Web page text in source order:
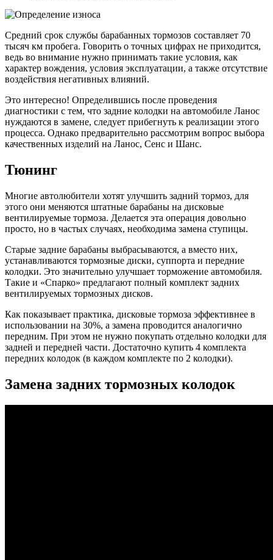
Средний срок службы барабанных тормозов составляет 70
тысяч км пробега. Говорить о точных цифрах не приходится,
ведь во внимание нужно принимать такие условия, как
характер вождения, условия эксплуатации, а также отсутствие
воздействия негативных влияний.
Это интересно! Определившись после проведения
диагностики с тем, что задние колодки на автомобиле Ланос
нуждаются в замене, следует прибегнуть к реализации этого
процесса. Однако предварительно рассмотрим вопрос выбора
качественных изделий на Ланос, Сенс и Шанс.
Тюнинг
Многие автолюбители хотят улучшить задний тормоз, для
этого они меняются штатные барабаны на дисковые
вентилируемые тормоза. Делается эта операция довольно
просто, но в частых случаях, необходима замена ступицы.
Старые задние барабаны выбрасываются, а вместо них,
устанавливаются тормозные диски, суппорта и передние
колодки. Это значительно улучшает торможение автомобиля.
Такие и «Спарко» предлагают полный комплект задних
вентилируемых тормозных дисков.
Как показывает практика, дисковые тормоза эффективнее в
использовании на 30%, а замена проводится аналогично
передним. При этом не нужно покупать отдельно колодки для
задней и передней части. Достаточно купить 4 комплекта
передних колодок (в каждом комплекте по 2 колодки).
Замена задних тормозных колодок